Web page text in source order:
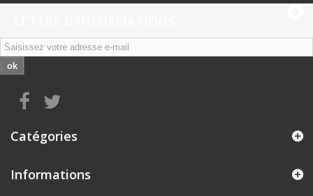
ok
Catégories
Informations